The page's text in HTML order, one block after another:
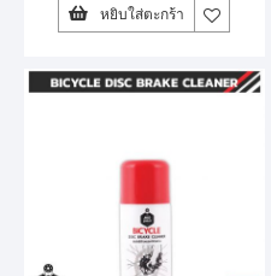
หยิบใส่ตะกร้า